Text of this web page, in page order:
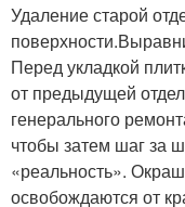
Удаление старой
Перед укладкой
от предыдущей
генерального
чтобы затем шаг за
«реальность».
освобождаются от